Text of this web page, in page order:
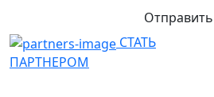
Отправить
СТАТЬ
ПАРТНЕРОМ